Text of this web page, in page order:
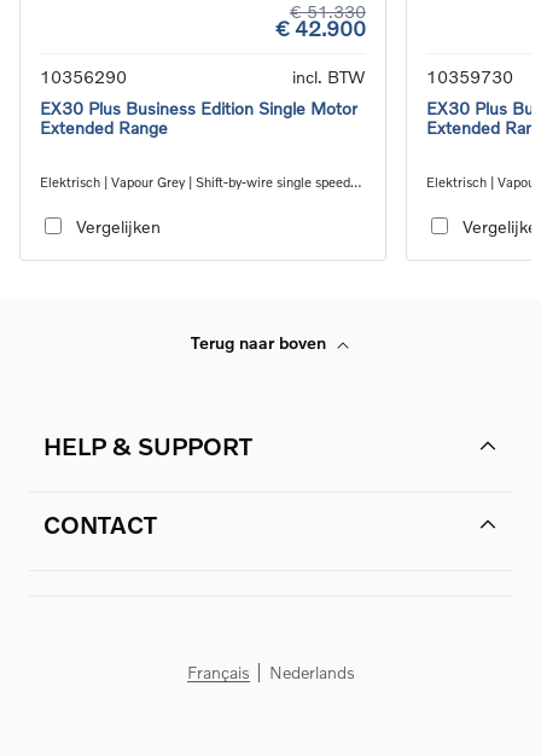
€ 51.330
€ 42.900
10356290
incl. BTW
EX30 Plus Business Edition Single Motor
Extended Range
Elektrisch | Vapour Grey | Shift-by-wire single speed
Vergelijken
10359730
EX30 Plus
Extended
Elektrisch |
Terug naar boven
HELP & SUPPORT
CONTACT
Français Nederlands